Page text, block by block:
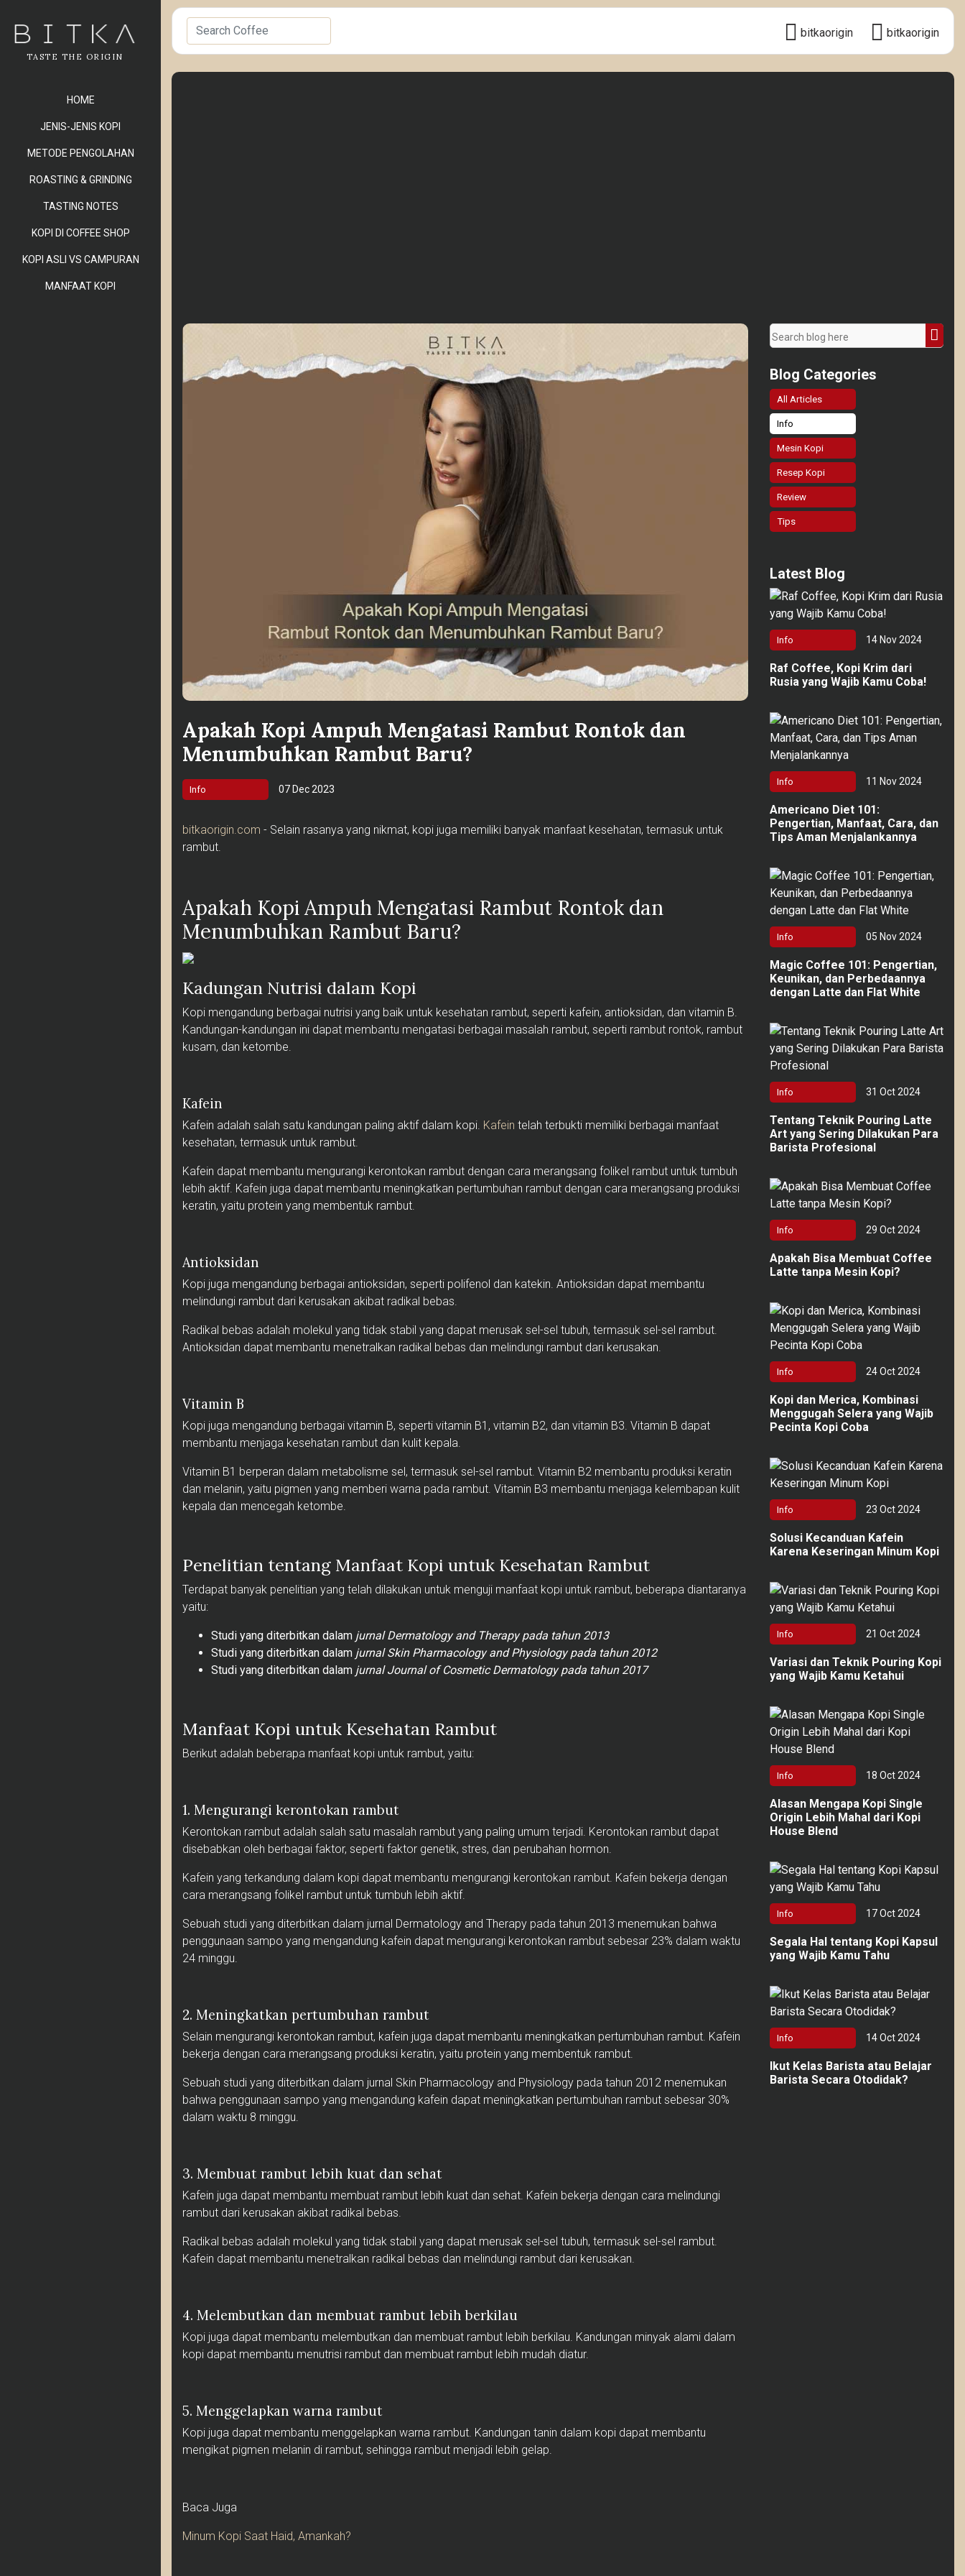
TASTE THE ORIGIN
HOME
JENIS-JENIS KOPI
METODE PENGOLAHAN
ROASTING & GRINDING
TASTING NOTES
KOPI DI COFFEE SHOP
KOPI ASLI VS CAMPURAN
MANFAAT KOPI
bitkaorigin bitkaorigin
Apakah Kopi Ampuh Mengatasi Rambut Rontok dan
Menumbuhkan Rambut Baru?
Info 07 Dec 2023
bitkaorigin.com - Selain rasanya yang nikmat, kopi juga memiliki banyak manfaat kesehatan, termasuk untuk
rambut.
Apakah Kopi Ampuh Mengatasi Rambut Rontok dan
Menumbuhkan Rambut Baru?
Kadungan Nutrisi dalam Kopi
Kopi mengandung berbagai nutrisi yang baik untuk kesehatan rambut, seperti kafein, antioksidan, dan vitamin B.
Kandungan-kandungan ini dapat membantu mengatasi berbagai masalah rambut, seperti rambut rontok, rambut
kusam, dan ketombe.
Kafein
Kafein adalah salah satu kandungan paling aktif dalam kopi. Kafein telah terbukti memiliki berbagai manfaat
kesehatan, termasuk untuk rambut.
Kafein dapat membantu mengurangi kerontokan rambut dengan cara merangsang folikel rambut untuk tumbuh
lebih aktif. Kafein juga dapat membantu meningkatkan pertumbuhan rambut dengan cara merangsang produksi
keratin, yaitu protein yang membentuk rambut.
Antioksidan
Kopi juga mengandung berbagai antioksidan, seperti polifenol dan katekin. Antioksidan dapat membantu
melindungi rambut dari kerusakan akibat radikal bebas.
Radikal bebas adalah molekul yang tidak stabil yang dapat merusak sel-sel tubuh, termasuk sel-sel rambut.
Antioksidan dapat membantu menetralkan radikal bebas dan melindungi rambut dari kerusakan.
Vitamin B
Kopi juga mengandung berbagai vitamin B, seperti vitamin B1, vitamin B2, dan vitamin B3. Vitamin B dapat
membantu menjaga kesehatan rambut dan kulit kepala.
Vitamin B1 berperan dalam metabolisme sel, termasuk sel-sel rambut. Vitamin B2 membantu produksi keratin
dan melanin, yaitu pigmen yang memberi warna pada rambut. Vitamin B3 membantu menjaga kelembapan kulit
kepala dan mencegah ketombe.
Penelitian tentang Manfaat Kopi untuk Kesehatan Rambut
Terdapat banyak penelitian yang telah dilakukan untuk menguji manfaat kopi untuk rambut, beberapa diantaranya
yaitu:
Studi yang diterbitkan dalam jurnal Dermatology and Therapy pada tahun 2013
Studi yang diterbitkan dalam jurnal Skin Pharmacology and Physiology pada tahun 2012
Studi yang diterbitkan dalam jurnal Journal of Cosmetic Dermatology pada tahun 2017
Manfaat Kopi untuk Kesehatan Rambut
Berikut adalah beberapa manfaat kopi untuk rambut, yaitu:
1. Mengurangi kerontokan rambut
Kerontokan rambut adalah salah satu masalah rambut yang paling umum terjadi. Kerontokan rambut dapat
disebabkan oleh berbagai faktor, seperti faktor genetik, stres, dan perubahan hormon.
Kafein yang terkandung dalam kopi dapat membantu mengurangi kerontokan rambut. Kafein bekerja dengan
cara merangsang folikel rambut untuk tumbuh lebih aktif.
Sebuah studi yang diterbitkan dalam jurnal Dermatology and Therapy pada tahun 2013 menemukan bahwa
penggunaan sampo yang mengandung kafein dapat mengurangi kerontokan rambut sebesar 23% dalam waktu
24 minggu.
2. Meningkatkan pertumbuhan rambut
Selain mengurangi kerontokan rambut, kafein juga dapat membantu meningkatkan pertumbuhan rambut. Kafein
bekerja dengan cara merangsang produksi keratin, yaitu protein yang membentuk rambut.
Sebuah studi yang diterbitkan dalam jurnal Skin Pharmacology and Physiology pada tahun 2012 menemukan
bahwa penggunaan sampo yang mengandung kafein dapat meningkatkan pertumbuhan rambut sebesar 30%
dalam waktu 8 minggu.
3. Membuat rambut lebih kuat dan sehat
Kafein juga dapat membantu membuat rambut lebih kuat dan sehat. Kafein bekerja dengan cara melindungi
rambut dari kerusakan akibat radikal bebas.
Radikal bebas adalah molekul yang tidak stabil yang dapat merusak sel-sel tubuh, termasuk sel-sel rambut.
Kafein dapat membantu menetralkan radikal bebas dan melindungi rambut dari kerusakan.
4. Melembutkan dan membuat rambut lebih berkilau
Kopi juga dapat membantu melembutkan dan membuat rambut lebih berkilau. Kandungan minyak alami dalam
kopi dapat membantu menutrisi rambut dan membuat rambut lebih mudah diatur.
5. Menggelapkan warna rambut
Kopi juga dapat membantu menggelapkan warna rambut. Kandungan tanin dalam kopi dapat membantu
mengikat pigmen melanin di rambut, sehingga rambut menjadi lebih gelap.
Baca Juga
Minum Kopi Saat Haid, Amankah?
Blog Categories
All Articles
Info
Mesin Kopi
Resep Kopi
Review
Tips
Latest Blog
Info 14 Nov 2024
Raf Coffee, Kopi Krim dari
Rusia yang Wajib Kamu Coba!
Info 11 Nov 2024
Americano Diet 101:
Pengertian, Manfaat, Cara, dan
Tips Aman Menjalankannya
Info 05 Nov 2024
Magic Coffee 101: Pengertian,
Keunikan, dan Perbedaannya
dengan Latte dan Flat White
Info 31 Oct 2024
Tentang Teknik Pouring Latte
Art yang Sering Dilakukan Para
Barista Profesional
Info 29 Oct 2024
Apakah Bisa Membuat Coffee
Latte tanpa Mesin Kopi?
Info 24 Oct 2024
Kopi dan Merica, Kombinasi
Menggugah Selera yang Wajib
Pecinta Kopi Coba
Info 23 Oct 2024
Solusi Kecanduan Kafein
Karena Keseringan Minum Kopi
Info 21 Oct 2024
Variasi dan Teknik Pouring Kopi
yang Wajib Kamu Ketahui
Info 18 Oct 2024
Alasan Mengapa Kopi Single
Origin Lebih Mahal dari Kopi
House Blend
Info 17 Oct 2024
Segala Hal tentang Kopi Kapsul
yang Wajib Kamu Tahu
Info 14 Oct 2024
Ikut Kelas Barista atau Belajar
Barista Secara Otodidak?